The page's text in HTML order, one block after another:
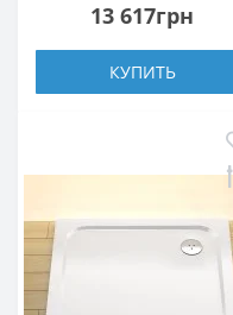
13 617грн
КУПИТЬ